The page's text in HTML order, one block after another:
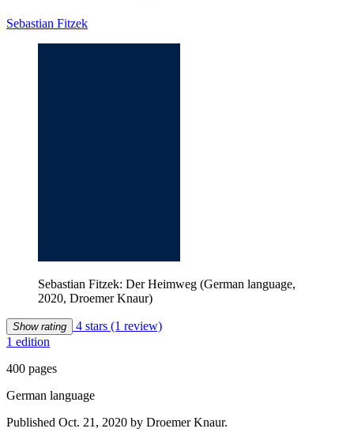
Sebastian Fitzek
Sebastian Fitzek: Der Heimweg (German language,
2020, Droemer Knaur)
Show rating 4 stars (1 review)
1 edition
400 pages
German language
Published Oct. 21, 2020 by Droemer Knaur.